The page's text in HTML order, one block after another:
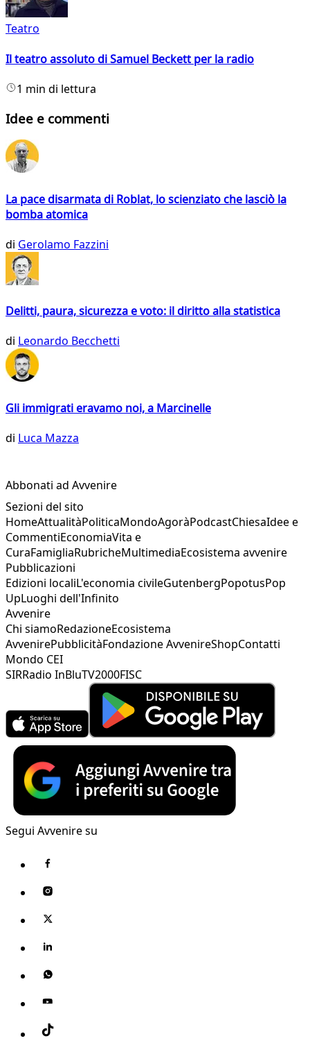
Teatro
Il teatro assoluto di Samuel Beckett per la radio
1 min di lettura
Idee e commenti
La pace disarmata di Roblat, lo scienziato che lasciò la
bomba atomica
di Gerolamo Fazzini
Delitti, paura, sicurezza e voto: il diritto alla statistica
di Leonardo Becchetti
Gli immigrati eravamo noi, a Marcinelle
di Luca Mazza
Abbonati ad Avvenire
Sezioni del sito
HomeAttualitàPoliticaMondoAgoràPodcastChiesaIdee e
CommentiEconomiaVita e
CuraFamigliaRubricheMultimediaEcosistema avvenire
Pubblicazioni
Edizioni localiL'economia civileGutenbergPopotusPop
UpLuoghi dell'Infinito
Avvenire
Chi siamoRedazioneEcosistema
AvvenirePubblicitàFondazione AvvenireShopContatti
Mondo CEI
SIRRadio InBluTV2000FISC
Segui Avvenire su